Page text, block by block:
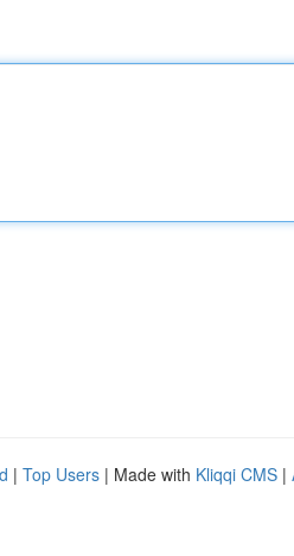
| Top Users | Made with Kliqqi CMS |